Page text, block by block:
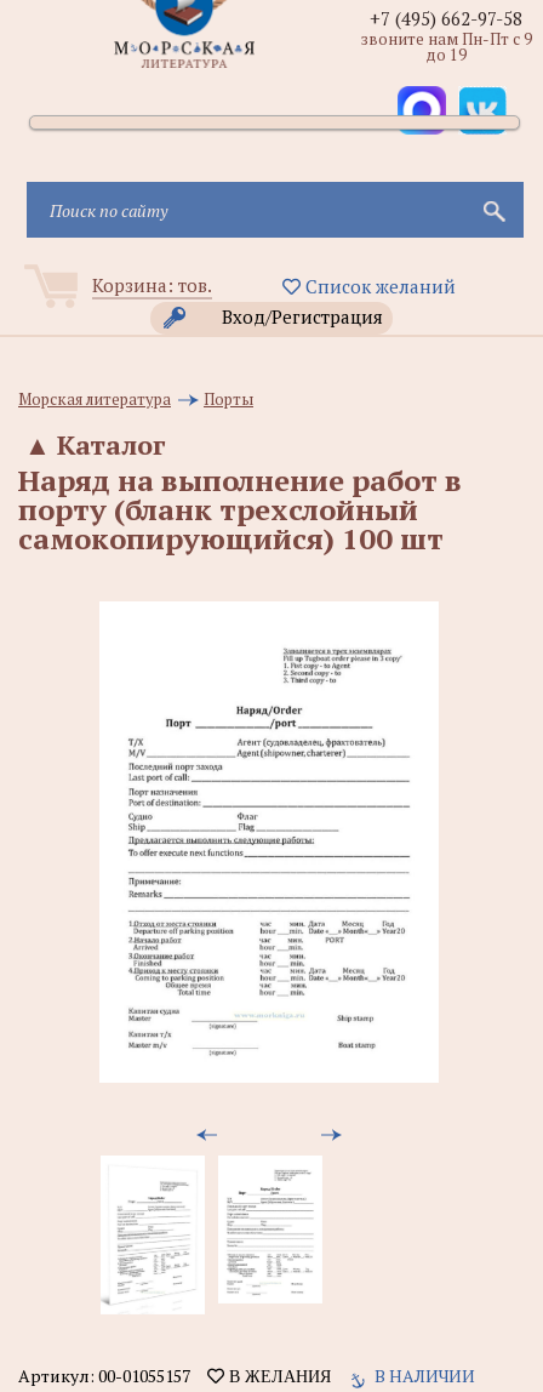
Корзина: тов.
Список желаний
Вход/Регистрация
+7 (495) 662-97-58
звоните нам Пн-Пт с 9
до 19
Морская литература Порты
Каталог
▲
Наряд на выполнение работ в
порту (бланк трехслойный
самокопирующийся) 100 шт
Артикул: 00-01055157 В ЖЕЛАНИЯ В НАЛИЧИИ